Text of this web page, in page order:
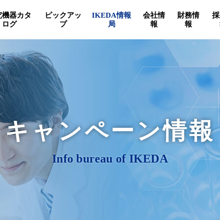
機器カタ
ログ
ピックアッ
プ
IKEDA情報
局
会社情
報
財務情
報
キャンペーン情報